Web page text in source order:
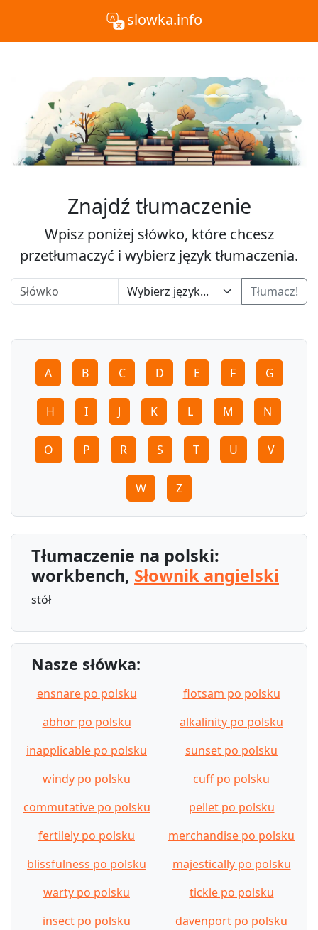
slowka.info
Znajdź tłumaczenie
Wpisz poniżej słówko, które chcesz
przetłumaczyć i wybierz język tłumaczenia.
Tłumacz!
A B C D E F G
H I J K L M N
O P R S T U V
W Z
Tłumaczenie na polski:
workbench, Słownik angielski
stół
Nasze słówka:
ensnare po polsku
flotsam po polsku
abhor po polsku
alkalinity po polsku
inapplicable po polsku
sunset po polsku
windy po polsku
cuff po polsku
commutative po polsku
pellet po polsku
fertilely po polsku
merchandise po polsku
blissfulness po polsku
majestically po polsku
warty po polsku
tickle po polsku
insect po polsku
davenport po polsku